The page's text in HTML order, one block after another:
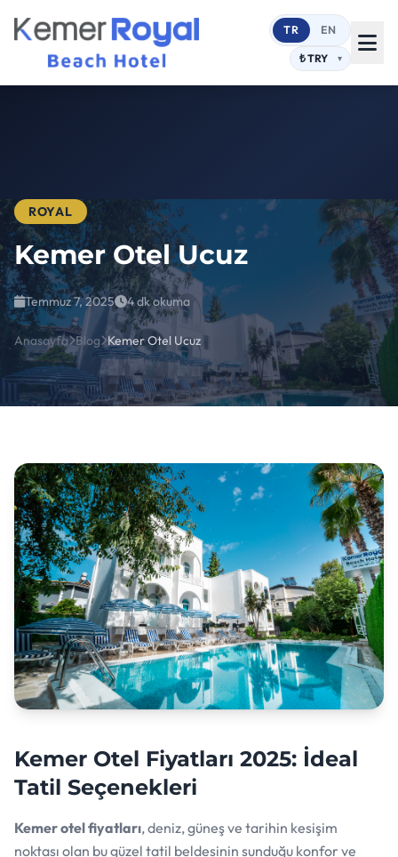
TR EN
ROYAL
Kemer Otel Ucuz
Temmuz 7, 2025 4 dk okuma
Anasayfa Blog Kemer Otel Ucuz
Kemer Otel Fiyatları 2025: İdeal
Tatil Seçenekleri
Kemer otel fiyatları, deniz, güneş ve tarihin kesişim
noktası olan bu güzel tatil beldesinin sunduğu konfor ve